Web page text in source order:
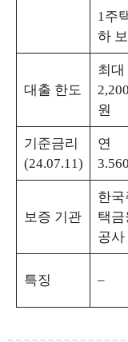
1주
하
대출 한도
최대
원
기준금리
(24.07.11)
연
보증 기관
한국
택금
공사
특징 –